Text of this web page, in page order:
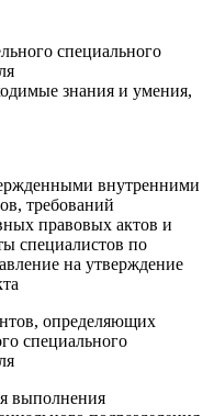
специального
знания и умения,
внутренними
требований
правовых актов и
специалистов по
на утверждение
определяющих
специального
выполнения